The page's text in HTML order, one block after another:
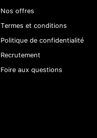
Nos offres
Termes et conditions
Politique de confidentialité
Recrutement
Foire aux questions